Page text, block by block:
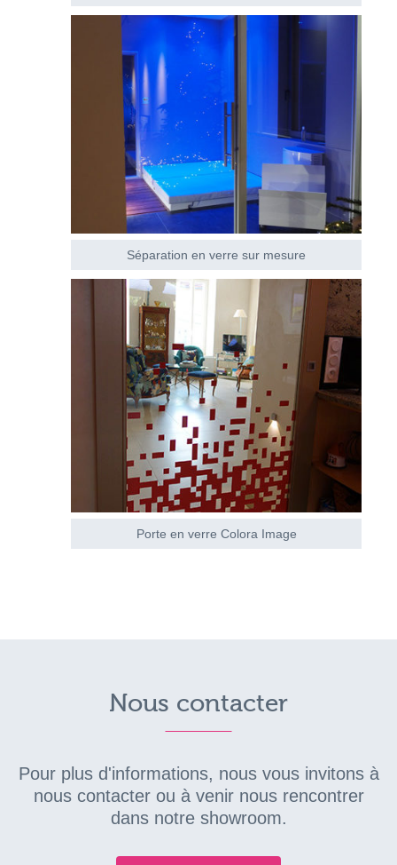
Séparation en verre sur mesure
Porte en verre Colora Image
Nous contacter
Pour plus d'informations, nous vous invitons à
nous contacter ou à venir nous rencontrer
dans notre showroom.